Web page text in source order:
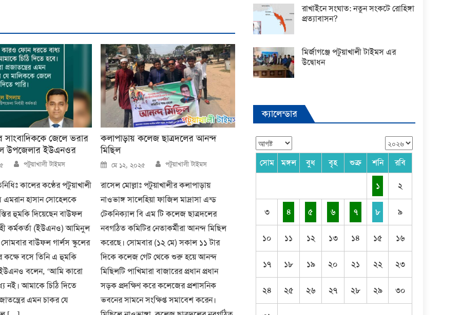
সাংবাদিককে জেলে ভরার
উপজেলার ইউএনওর
Author
পটুয়াখালী টাইমস
কালের কণ্ঠের পটুয়াখালী
এমরান হাসান সোহেলকে
হুমকি দিয়েছেন বাউফল
কর্মকর্তা (ইউএনও) আমিনুল
বাউফল গার্লস স্কুলের
কক্ষে বসে তিনি এ হুমকি
বলেন, ‘আমি কারো
নই। আমাকে চিঠি দিতে
এমন চাকর যে
কলাপাড়ায় কলেজ ছাত্রদলের আনন্দ
মিছিল
Posted
on
মে ১২, ২০২৫ Author
পটুয়াখালী টাইমস
রাসেল মোল্লাঃ পটুয়াখালীর কলাপাড়ায়
নাওভাঙ্গ সালেহিয়া ফাজিল মাদ্রাসা এন্ড
টেকনিক্যাল বি এম টি কলেজ ছাত্রদলের
নবগঠিত কমিটির নেতাকর্মীরা আনন্দ মিছিল
করেছে। সোমবার (১২ মে) সকাল ১১ টার
দিকে কলেজ গেট থেকে শুরু হয়ে আনন্দ
মিছিলটি পাখিমারা বাজারের প্রধান প্রধান
সড়ক প্রদক্ষিণ করে কলেজের প্রশাসনিক
ভবনের সামনে সংক্ষিপ্ত সমাবেশ করেন।
রাখাইনে সংঘাত: নতুন সংকটে রোহিঙ্গা
প্রত্যাবাসন?
মির্জাগঞ্জে পটুয়াখালী টাইমস এর
উদ্বোধন
ক্যালেন্ডার
সোম মঙ্গল বুধ বৃহ শুক্র শনি রবি
১ ২
৩ ৪ ৫ ৬ ৭ ৮ ৯
১০ ১১ ১২ ১৩ ১৪ ১৫ ১৬
১৭ ১৮ ১৯ ২০ ২১ ২২ ২৩
২৪ ২৫ ২৬ ২৭ ২৮ ২৯ ৩০